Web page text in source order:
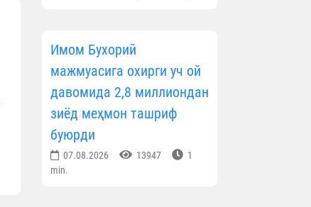
Имом Бухорий
мажмуасига охирги уч ой
давомида 2,8 миллиондан
зиёд меҳмон ташриф
буюрди
07.08.2026 13947
1
min.